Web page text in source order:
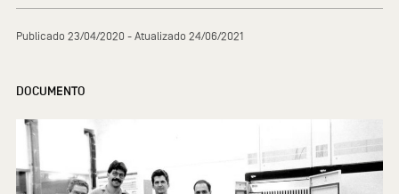
Publicado 23/04/2020 - Atualizado 24/06/2021
DOCUMENTO